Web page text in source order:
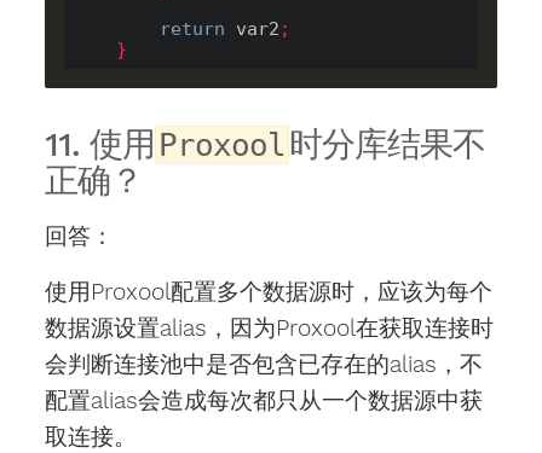
return var2 ;
}
11. 使用 Proxool 时分库结果不
正确？
回答：
使用Proxool配置多个数据源时，应该为每个
数据源设置alias，因为Proxool在获取连接时
会判断连接池中是否包含已存在的alias，不
配置alias会造成每次都只从一个数据源中获
取连接。